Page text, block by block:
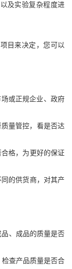
及实验复杂程度进
目来决定，您可以
或正规企业、政府
量管控，看是否达
格，为更好的保证
的供货商，对其产
、成品的质量是否
查产品质量是否合